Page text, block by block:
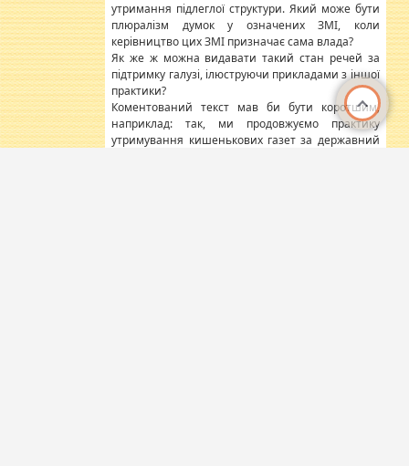
утримання підлеглої структури. Який може бути
плюралізм думок у означених ЗМІ, коли
керівництво цих ЗМІ призначає сама влада?
Як же ж можна видавати такий стан речей за
підтримку галузі, ілюструючи прикладами з іншої
практики?
Коментований текст мав би бути коротшим,
наприклад: так, ми продовжуємо практику
утримування кишенькових газет за державний